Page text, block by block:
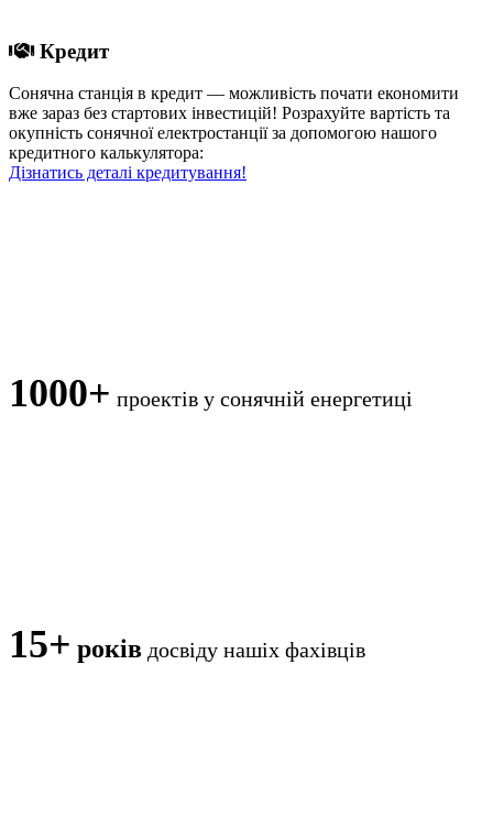
Кредит
Сонячна станція в кредит — можливість почати економити
вже зараз без стартових інвестицій! Розрахуйте вартість та
окупність сонячної електростанції за допомогою нашого
кредитного калькулятора:
Дізнатись деталі кредитування!
1000+ проектів у сонячній енергетиці
15+ років досвіду нашіх фахівців